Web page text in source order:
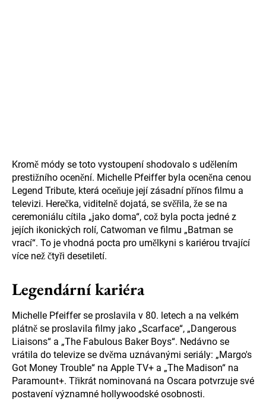
Kromě módy se toto vystoupení shodovalo s udělením
prestižního ocenění. Michelle Pfeiffer byla oceněna cenou
Legend Tribute, která oceňuje její zásadní přínos filmu a
televizi. Herečka, viditelně dojatá, se svěřila, že se na
ceremoniálu cítila „jako doma“, což byla pocta jedné z
jejích ikonických rolí, Catwoman ve filmu „Batman se
vrací“. To je vhodná pocta pro umělkyni s kariérou trvající
více než čtyři desetiletí.
Legendární kariéra
Michelle Pfeiffer se proslavila v 80. letech a na velkém
plátně se proslavila filmy jako „Scarface“, „Dangerous
Liaisons“ a „The Fabulous Baker Boys“. Nedávno se
vrátila do televize se dvěma uznávanými seriály: „Margo's
Got Money Trouble“ na Apple TV+ a „The Madison“ na
Paramount+. Třikrát nominovaná na Oscara potvrzuje své
postavení významné hollywoodské osobnosti.